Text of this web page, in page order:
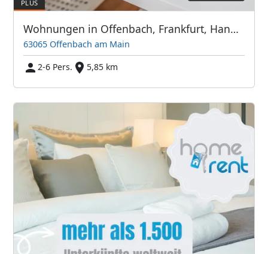
Wohnungen in Offenbach, Frankfurt, Hanau und Umgebung
63065 Offenbach am Main
2-6 Pers.
5,85 km